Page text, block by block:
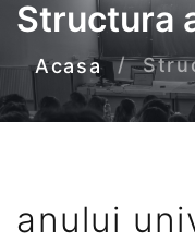
Structura
Acasa
anului